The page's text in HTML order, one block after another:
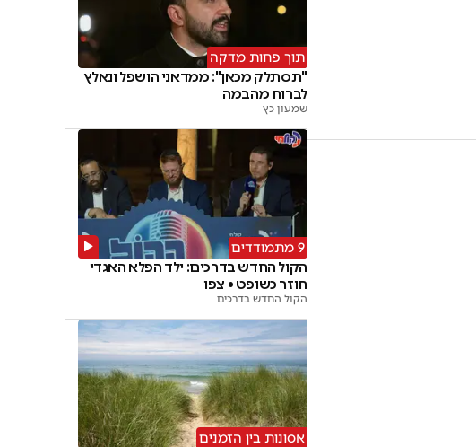
תוך פחות מדקה
"תסתלק מכאן": ממדאני הושפל ונאלץ
לברוח מהבמה
שמעון כץ
9 מתמודדים
הקול החדש בדרכים: ילד הפלא האגדי
חוזר כשופט • צפו
הקול החדש בדרכים
אסונות בין הזמנים